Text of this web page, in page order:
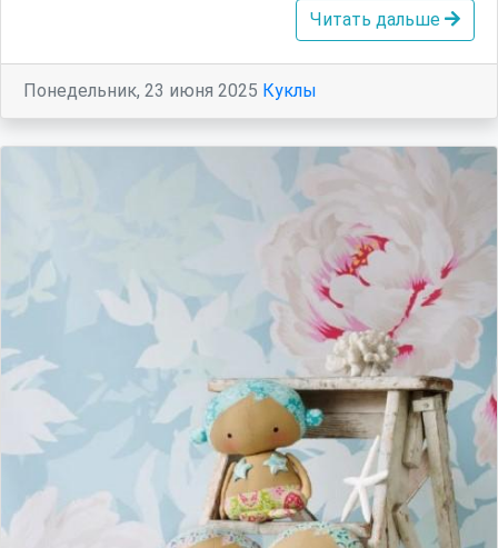
Читать дальше
Понедельник, 23 июня 2025 Куклы